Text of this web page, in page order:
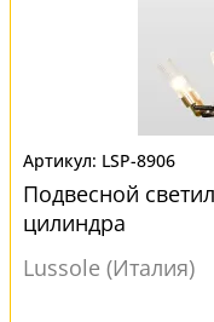
LSP-8906
Подвесной
цилиндра
Lussole (Италия)